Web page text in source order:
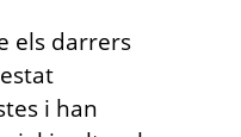
els darrers
i han